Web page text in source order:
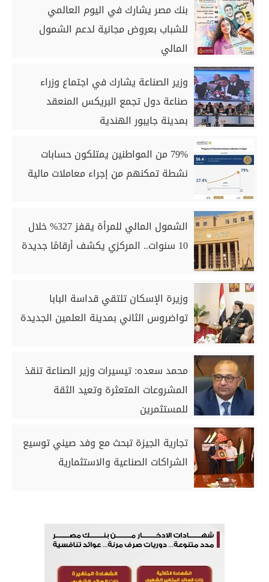
بنك مصر يشارك في اليوم العالمي
للشباب بعروض مجانية لدعم الشمول
المالي
وزير الصناعة يشارك في اجتماع وزراء
صناعة دول تجمع البريكس المنعقد
بمدينة جايبور الهندية
79% من المواطنين يمتلكون حسابات
نشطة تمكنهم من إجراء معاملات مالية
الشمول المالي للمرأة يقفز 327% خلال
10 سنوات.. المركزي يكشف أرقامًا جديدة
وزيرة الإسكان تلتقي قداسة البابا
تواضروس الثاني بمدينة العلمين الجديدة
محمد سعده: تيسيرات وزير الصناعة تنقذ
المشروعات المتعثرة وتعيد الثقة
للمستثمرين
تجارية الجيزة تبحث مع وفد صيني توسيع
الشراكات الصناعية والاستثمارية